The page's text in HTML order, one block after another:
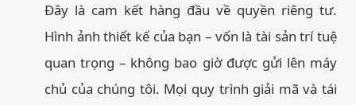
Đây là cam kết hàng đầu về quyền riêng tư.
Hình ảnh thiết kế của bạn – vốn là tài sản trí tuệ
quan trọng – không bao giờ được gửi lên máy
chủ của chúng tôi. Mọi quy trình giải mã và tái